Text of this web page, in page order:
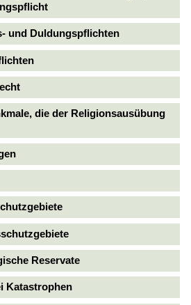
und Duldungspflichten
die der Religionsausübung
Reservate
Katastrophen